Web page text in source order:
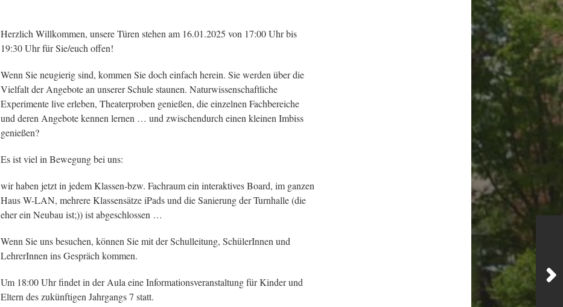
Herzlich Willkommen, unsere Türen stehen am 16.01.2025 von 17:00 Uhr bis
19:30 Uhr für Sie/euch offen!
Wenn Sie neugierig sind, kommen Sie doch einfach herein. Sie werden über die
Vielfalt der Angebote an unserer Schule staunen. Naturwissenschaftliche
Experimente live erleben, Theaterproben genießen, die einzelnen Fachbereiche
und deren Angebote kennen lernen … und zwischendurch einen kleinen Imbiss
genießen?
Es ist viel in Bewegung bei uns:
wir haben jetzt in jedem Klassen-bzw. Fachraum ein interaktives Board, im ganzen
Haus W-LAN, mehrere Klassensätze iPads und die Sanierung der Turnhalle (die
eher ein Neubau ist;)) ist abgeschlossen …
Wenn Sie uns besuchen, können Sie mit der Schulleitung, SchülerInnen und
LehrerInnen ins Gespräch kommen.
Um 18:00 Uhr findet in der Aula eine Informationsveranstaltung für Kinder und
Eltern des zukünftigen Jahrgangs 7 statt.